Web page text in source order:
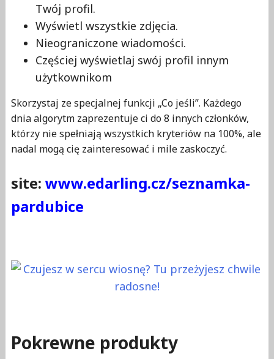
Twój profil.
Wyświetl wszystkie zdjęcia.
Nieograniczone wiadomości.
Częściej wyświetlaj swój profil innym
użytkownikom
Skorzystaj ze specjalnej funkcji „Co jeśli”. Każdego
dnia algorytm zaprezentuje ci do 8 innych członków,
którzy nie spełniają wszystkich kryteriów na 100%, ale
nadal mogą cię zainteresować i mile zaskoczyć.
site: www.edarling.cz/seznamka-
pardubice
Pokrewne produkty